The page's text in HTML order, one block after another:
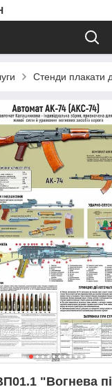
Стенди плакати
"Вогнева